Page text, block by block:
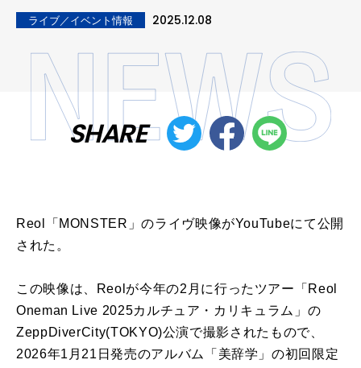
ライブ／イベント情報 2025.12.08
SHARE
Reol「MONSTER」のライヴ映像がYouTubeにて公開
された。
この映像は、Reolが今年の2月に行ったツアー「Reol
Oneman Live 2025カルチュア・カリキュラム」の
ZeppDiverCity(TOKYO)公演で撮影されたもので、
2026年1月21日発売のアルバム「美辞学」の初回限定